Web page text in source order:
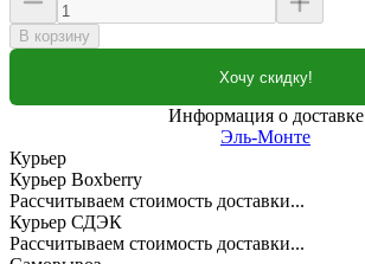
В корзину
Хочу скидку!
Информация о доставке
Эль-Монте
Курьер
Курьер Boxberry
Рассчитываем стоимость доставки...
Курьер СДЭК
Рассчитываем стоимость доставки...